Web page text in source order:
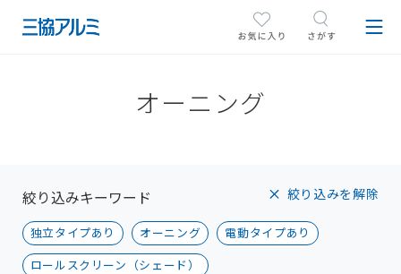
オーニング
絞り込みキーワード
独立タイプあり オーニング
電動タイプあり
ロールスクリーン（シェード）
絞り込みを解除